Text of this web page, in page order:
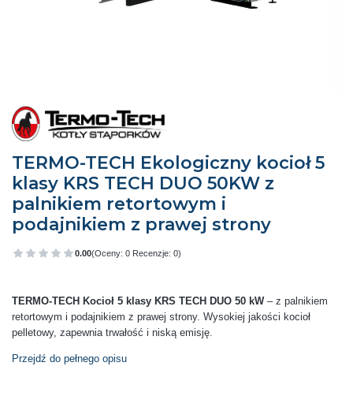
TERMO-TECH Ekologiczny kocioł 5
klasy KRS TECH DUO 50KW z
palnikiem retortowym i
podajnikiem z prawej strony
0.00(Oceny: 0 Recenzje: 0)
Przejdź do sekcji Opinie
TERMO-TECH Kocioł 5 klasy KRS TECH DUO 50 kW– z palnikiem
retortowym i podajnikiem z prawej strony. Wysokiej jakości kocioł
pelletowy, zapewnia trwałość i niską emisję.
Przejdź do pełnego opisu